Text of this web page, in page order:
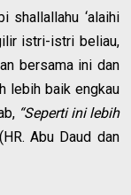
shallallahu ‘alaihi
istri-istri beliau,
bersama ini dan
lebih baik engkau
“Seperti ini lebih
Abu Daud dan